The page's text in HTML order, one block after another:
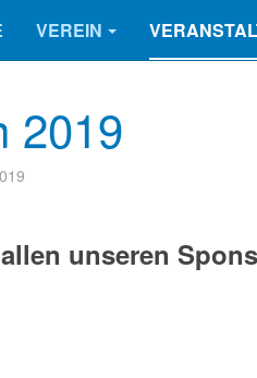
VEREIN
2019
unseren